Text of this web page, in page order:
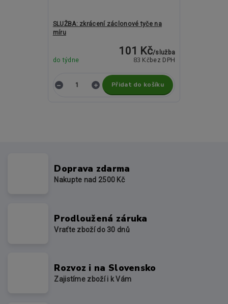
SLUŽBA: zkrácení záclonové tyče na
míru
101 Kč/služba
83 Kč bez DPH
do týdne
Přidat do košíku
Doprava zdarma
Nakupte nad 2500 Kč
Prodloužená záruka
Vraťte zboží do 30 dnů
Rozvoz i na Slovensko
Zajistíme zboží i k Vám